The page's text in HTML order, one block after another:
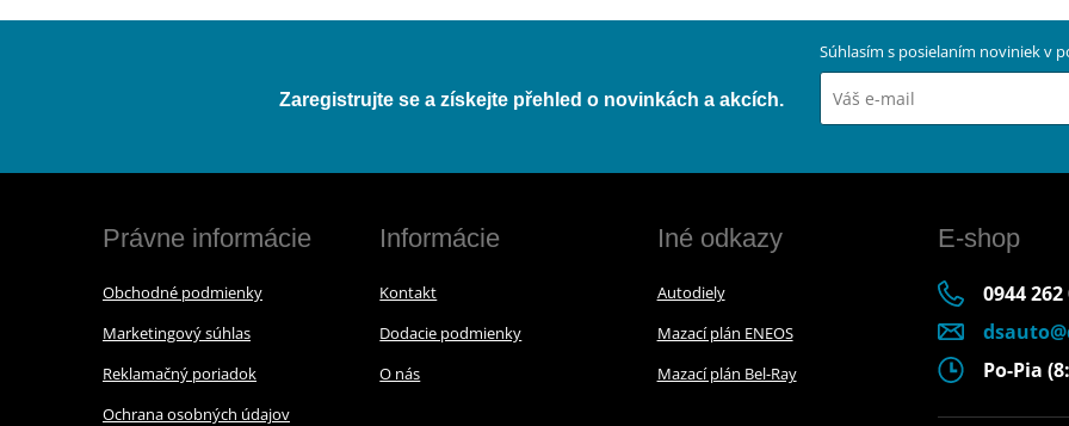
Zaregistrujte se a získejte přehled o novinkách a akcích.
Súhlasím s posielaním noviniek v
Právne informácie
Obchodné podmienky
Marketingový súhlas
Reklamačný poriadok
Ochrana osobných údajov
Informácie
Kontakt
Dodacie podmienky
O nás
Iné odkazy
Autodiely
Mazací plán ENEOS
Mazací plán Bel-Ray
E-shop
0944 262
Po-Pia